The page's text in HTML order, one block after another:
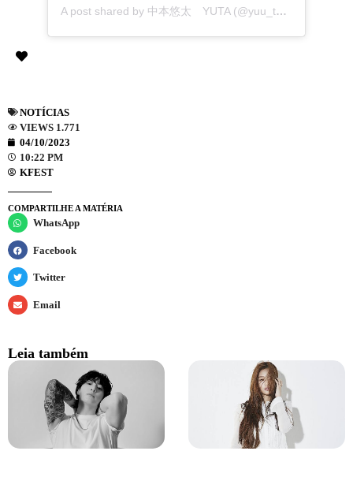
A post shared by 中本悠太 YUTA (@yuu_taa_1026)
NOTÍCIAS
VIEWS 1.771
04/10/2023
10:22 PM
KFEST
COMPARTILHE A MATÉRIA
WhatsApp
Facebook
Twitter
Email
Leia também